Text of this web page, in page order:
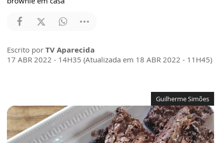
Escrito por TV Aparecida
17 ABR 2022 - 14H35 (Atualizada em 18 ABR 2022 - 11H45)
Guilherme Simões